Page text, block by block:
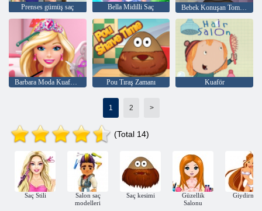
Prenses gümüş saç Bella Midilli Saç Bebek Konuşan Tom Kuaför
Pou Tıraş Zamanı Kuaför
1 2 >
(Total 14)
Saç Stili
Salon saç
modelleri
Saç kesimi
Güzellik
Salonu
Giydirme